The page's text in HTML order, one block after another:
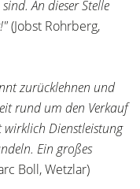
An dieser Stelle
(Jobst Rohrberg,
zurücklehnen und
rund um den Verkauf
wirklich Dienstleistung
Ein großes
Boll, Wetzlar)